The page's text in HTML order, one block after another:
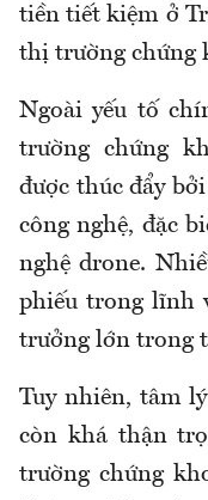
tiền tiết kiệm ở
thị trường chứng
Ngoài yếu tố
trường chứng
được thúc đẩy
công nghệ, đặc
nghệ drone.
phiếu trong lĩnh
trưởng lớn trong
Tuy nhiên, tâm
còn khá thận
trường chứng